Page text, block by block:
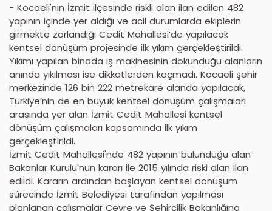
- Kocaeli'nin İzmit ilçesinde riskli alan ilan edilen 482
yapının içinde yer aldığı ve acil durumlarda ekiplerin
girmekte zorlandığı Cedit Mahallesi’de yapılacak
kentsel dönüşüm projesinde ilk yıkım gerçekleştirildi.
Yıkımı yapılan binada iş makinesinin dokunduğu alanların
anında yıkılması ise dikkatlerden kaçmadı. Kocaeli şehir
merkezinde 126 bin 222 metrekare alanda yapılacak,
Türkiye’nin de en büyük kentsel dönüşüm çalışmaları
arasında yer alan İzmit Cedit Mahallesi kentsel
dönüşüm çalışmaları kapsamında ilk yıkım
gerçekleştirildi.
İzmit Cedit Mahallesi'nde 482 yapının bulunduğu alan
Bakanlar Kurulu'nun kararı ile 2015 yılında riski alan ilan
edildi. Kararın ardından başlayan kentsel dönüşüm
sürecinde İzmit Belediyesi tarafından yapılması
planlanan çalışmalar Çevre ve Şehircilik Bakanlığına